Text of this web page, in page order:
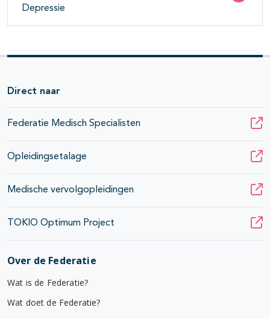
Depressie
Direct naar
Federatie Medisch Specialisten
Opleidingsetalage
Medische vervolgopleidingen
TOKIO Optimum Project
Over de Federatie
Wat is de Federatie?
Wat doet de Federatie?